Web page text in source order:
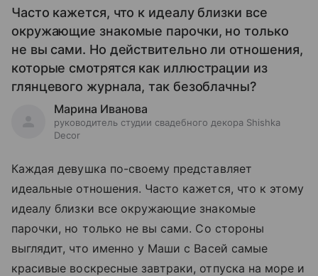
Часто кажется, что к идеалу близки все
окружающие знакомые парочки, но только
не вы сами. Но действительно ли отношения,
которые смотрятся как иллюстрации из
глянцевого журнала, так безоблачны?
Марина Иванова
руководитель студии свадебного декора Shishka
Decor
Каждая девушка по-своему представляет
идеальные отношения. Часто кажется, что к этому
идеалу близки все окружающие знакомые
парочки, но только не вы сами. Со стороны
выглядит, что именно у Маши с Васей самые
красивые воскресные завтраки, отпуска на море и